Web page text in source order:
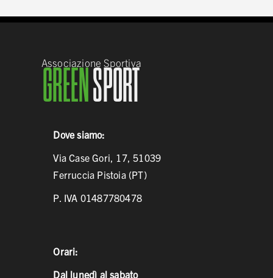
Associazione Sportiva
GREENSPORT
Dove siamo:
Via Case Gori, 17, 51039
Ferruccia Pistoia (PT)
P. IVA 01487780478
Orari:
Dal lunedì al sabato